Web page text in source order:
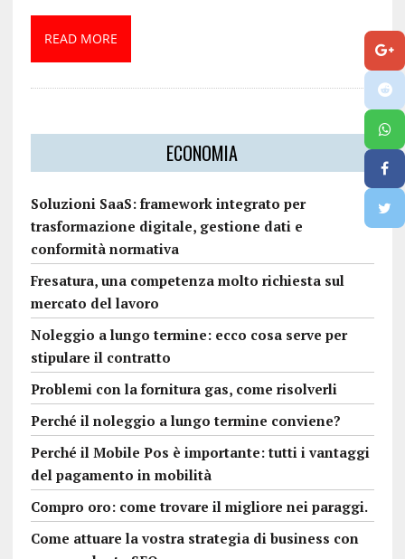
READ MORE
ECONOMIA
Soluzioni SaaS: framework integrato per
trasformazione digitale, gestione dati e
conformità normativa
Fresatura, una competenza molto richiesta sul
mercato del lavoro
Noleggio a lungo termine: ecco cosa serve per
stipulare il contratto
Problemi con la fornitura gas, come risolverli
Perché il noleggio a lungo termine conviene?
Perché il Mobile Pos è importante: tutti i vantaggi
del pagamento in mobilità
Compro oro: come trovare il migliore nei paraggi.
Come attuare la vostra strategia di business con